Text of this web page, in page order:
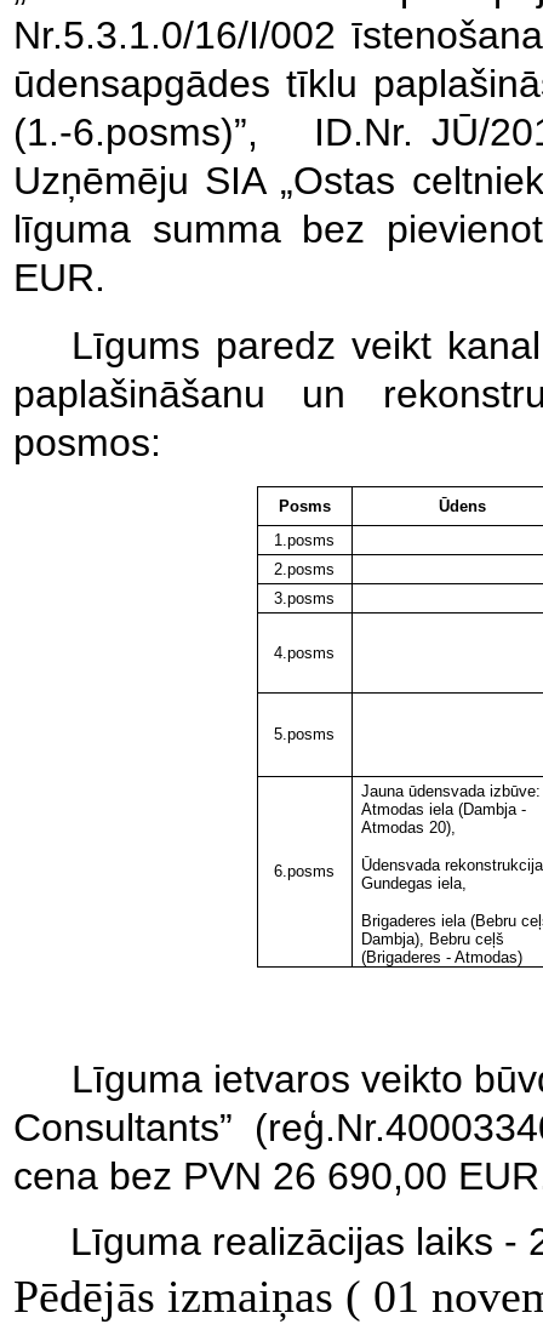
Nr.5.3.1.0/16/I/002
ūdensapgādes tīklu
(1.-6.posms)”, ID.Nr. JŪ/
Uzņēmēju SIA „Ostas
līguma summa bez
EUR.
Līgums paredz veikt
paplašināšanu un
posmos:
Posms
Ūdens
1.posms
2.posms
3.posms
4.posms
5.posms
6.posms
Jauna ūdensvada izbūve:
Atmodas iela (Dambja -
Atmodas 20),
Ūdensvada
Gundegas iela,
Brigaderes iela (Bebru
Dambja), Bebru ceļš
(Brigaderes - Atmodas)
Līguma ietvaros veikto
Consultants”
cena bez PVN 26 690,00
Līguma realizācijas laiks -
Pēdējās izmaiņas ( 01